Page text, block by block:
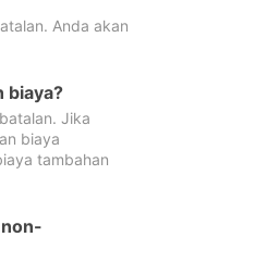
Anda akan
biaya?
Jika
biaya
tambahan